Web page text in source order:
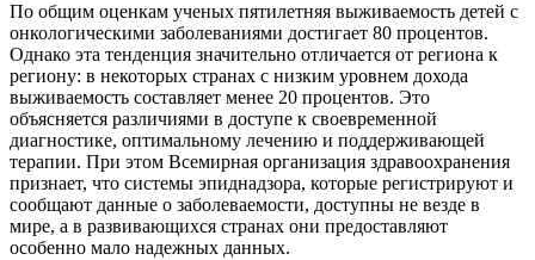
По общим оценкам ученых пятилетняя выживаемость детей с
онкологическими заболеваниями достигает 80 процентов.
Однако эта тенденция значительно отличается от региона к
региону: в некоторых странах с низким уровнем дохода
выживаемость составляет менее 20 процентов. Это
объясняется различиями в доступе к своевременной
диагностике, оптимальному лечению и поддерживающей
терапии. При этом Всемирная организация здравоохранения
признает, что системы эпиднадзора, которые регистрируют и
сообщают данные о заболеваемости, доступны не везде в
мире, а в развивающихся странах они предоставляют
особенно мало надежных данных.